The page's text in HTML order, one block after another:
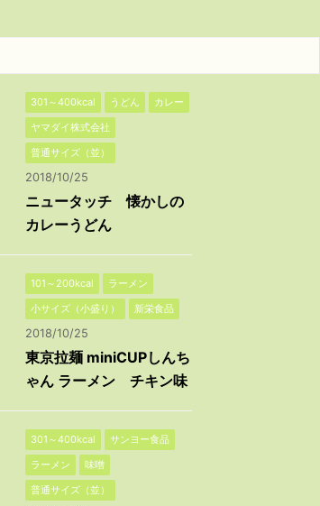
301～400kcal うどん
カレー
ヤマダイ株式会社
普通サイズ（並）
2018/10/25
ニュータッチ 懐かしの
カレーうどん
101～200kcal
ラーメン
小サイズ（小盛り）
新栄食品
2018/10/25
東京拉麺 miniCUPしんち
ゃん ラーメン チキン味
301～400kcal
サンヨー食品
ラーメン
味噌
普通サイズ（並）